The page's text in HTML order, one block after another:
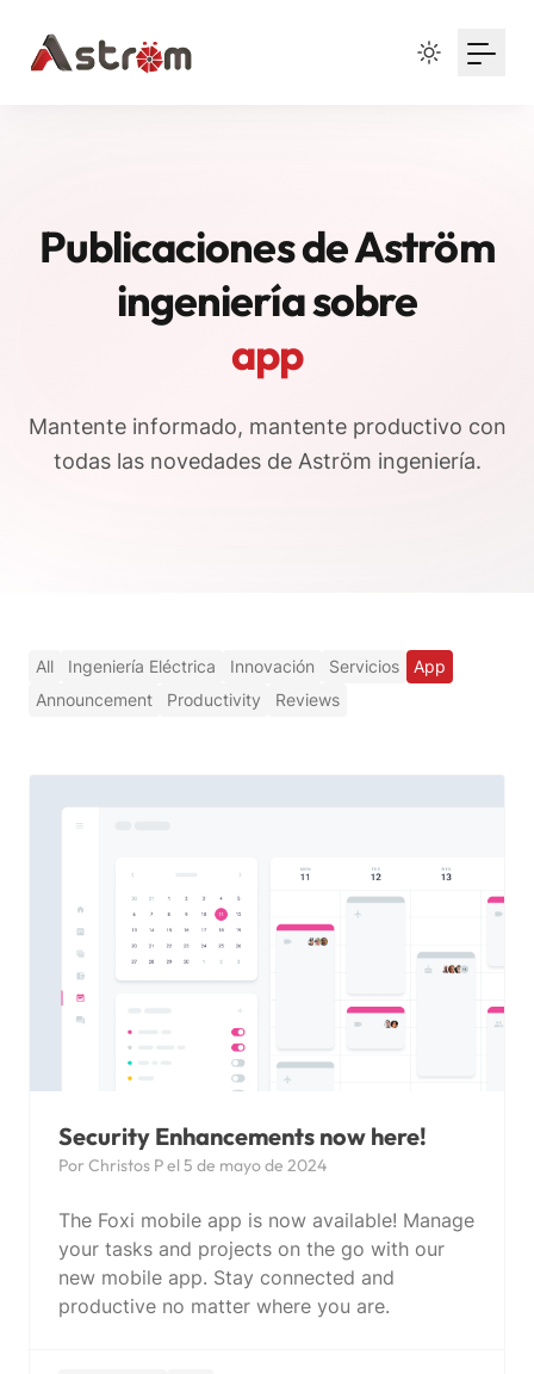
Publicaciones de Aström
ingeniería sobre
app
Mantente informado, mantente productivo con
todas las novedades de Aström ingeniería.
All Ingeniería Eléctrica Innovación Servicios
App
Announcement
Productivity Reviews
Security Enhancements now here!
Por Christos P el 5 de mayo de 2024
The Foxi mobile app is now available! Manage
your tasks and projects on the go with our
new mobile app. Stay connected and
productive no matter where you are.